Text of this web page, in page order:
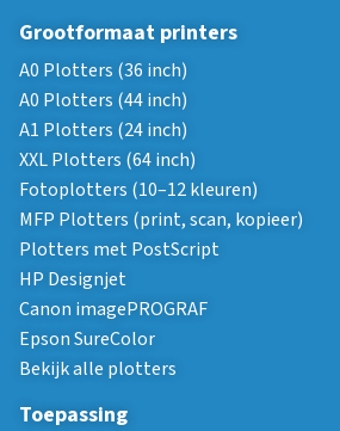
Grootformaat printers
A0 Plotters (36 inch)
A0 Plotters (44 inch)
A1 Plotters (24 inch)
XXL Plotters (64 inch)
Fotoplotters (10–12 kleuren)
MFP Plotters (print, scan, kopieer)
Plotters met PostScript
HP Designjet
Canon imagePROGRAF
Epson SureColor
Bekijk alle plotters
Toepassing